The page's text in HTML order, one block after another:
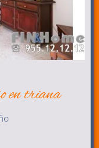
en triana